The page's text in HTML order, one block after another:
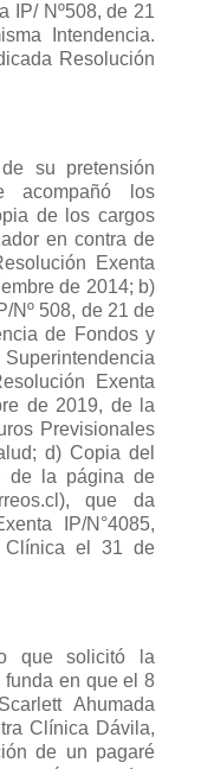
IP/ Nº508, de 21
Intendencia.
Resolución
su pretensión
acompañó los
de los cargos
en contra de
Exenta
de 2014; b)
Nº 508, de 21 de
de Fondos y
Exenta
de 2019, de la
Previsionales
d) Copia del
de la página de
que da
IP/N°4085,
Clínica el 31 de
que solicitó la
en que el 8
Ahumada
Clínica Dávila,
de un pagaré